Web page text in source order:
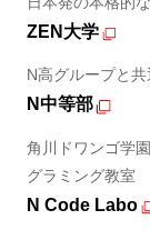
ZEN大学
N高グループと
N中等部
角川ドワンゴ学
グラミング教室
N Code Labo